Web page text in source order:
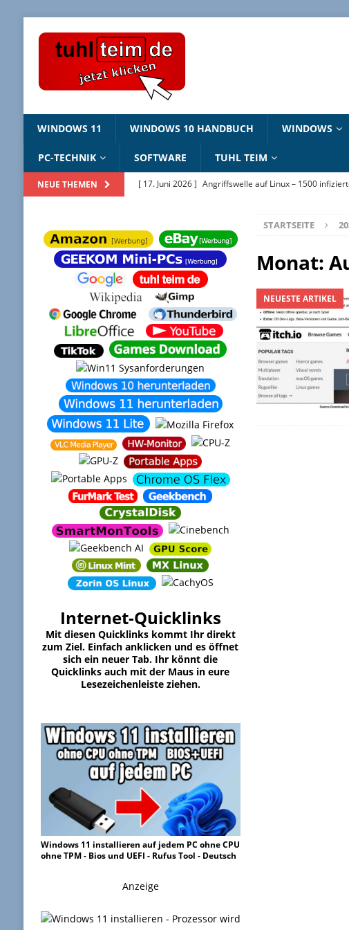
WINDOWS 11 WINDOWS 10 HANDBUCH WINDOWS
PC-TECHNIK SOFTWARE TUHL TEIM
NEUE THEMEN [ 17. Juni 2026 ] Angriffswelle auf Linux – 1500
[ 11. Mai 2026 ] Linux Sicherheitslücken 2026 – Dirty
[ 2. Februar 2026 ] Bildschirmhintergründe zum
[ 25. Juni 2026 ]
Windows 10 ESU – jetzt registrieren
STARTSEITE
Monat:
NEUESTE ARTIKEL
Internet-Quicklinks
Mit diesen Quicklinks kommt Ihr direkt
zum Ziel. Einfach anklicken und es öffnet
sich ein neuer Tab. Ihr könnt die
Quicklinks auch mit der Maus in eure
Lesezeichenleiste ziehen.
Windows 11 installieren auf jedem PC ohne CPU
ohne TPM - Bios und UEFI - Rufus Tool - Deutsch
Anzeige